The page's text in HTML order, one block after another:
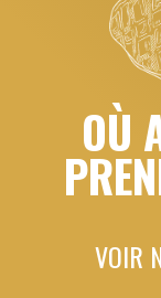
OÙ
VOIR